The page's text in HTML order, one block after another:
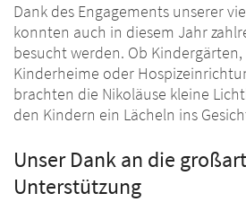
Dank des Engagements unserer
konnten auch in diesem Jahr
besucht werden. Ob Kindergärten,
Kinderheime oder
brachten die Nikoläuse kleine
den Kindern ein Lächeln ins
Unser Dank an die
Unterstützung